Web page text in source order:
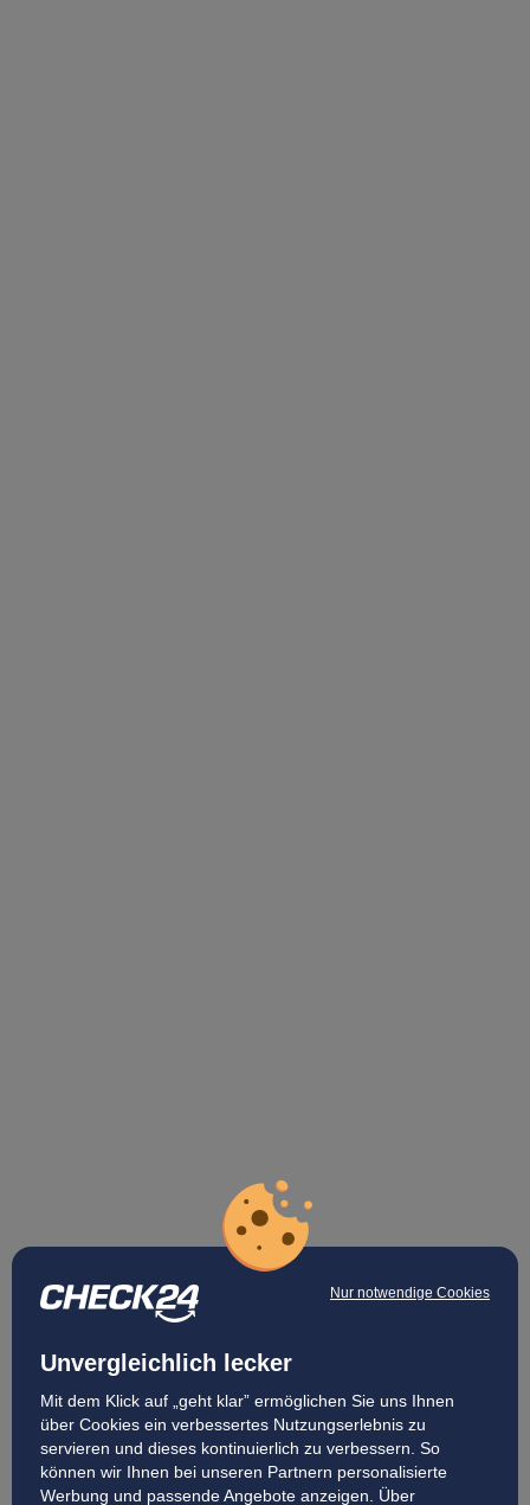
Nur notwendige Cookies
Unvergleichlich lecker
Mit dem Klick auf „geht klar” ermöglichen Sie uns Ihnen
über Cookies ein verbessertes Nutzungserlebnis zu
servieren und dieses kontinuierlich zu verbessern. So
können wir Ihnen bei unseren Partnern personalisierte
Werbung und passende Angebote anzeigen. Über